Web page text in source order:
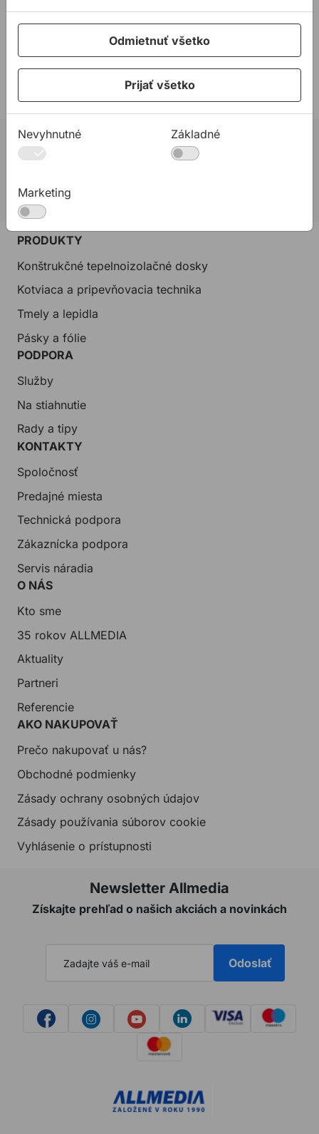
5 z 5 produktov
02 623 10 920
allmediasro (po-ne 7-22 h)
PRODUKTY
Konštrukčné tepelnoizolačné dosky
Kotviaca a pripevňovacia technika
Tmely a lepidla
Pásky a fólie
PODPORA
Služby
Na stiahnutie
Rady a tipy
KONTAKTY
Spoločnosť
Predajné miesta
Technická podpora
Zákaznícka podpora
Servis náradia
O NÁS
Kto sme
35 rokov ALLMEDIA
Aktuality
Partneri
Referencie
AKO NAKUPOVAŤ
Prečo nakupovať u nás?
Obchodné podmienky
Zásady ochrany osobných údajov
Zásady používania súborov cookie
Vyhlásenie o prístupnosti
Newsletter Allmedia
Získajte prehľad o našich akciách a novinkách
Odoslať
Odmietnuť všetko
Prijať všetko
Nevyhnutné Základné
Marketing